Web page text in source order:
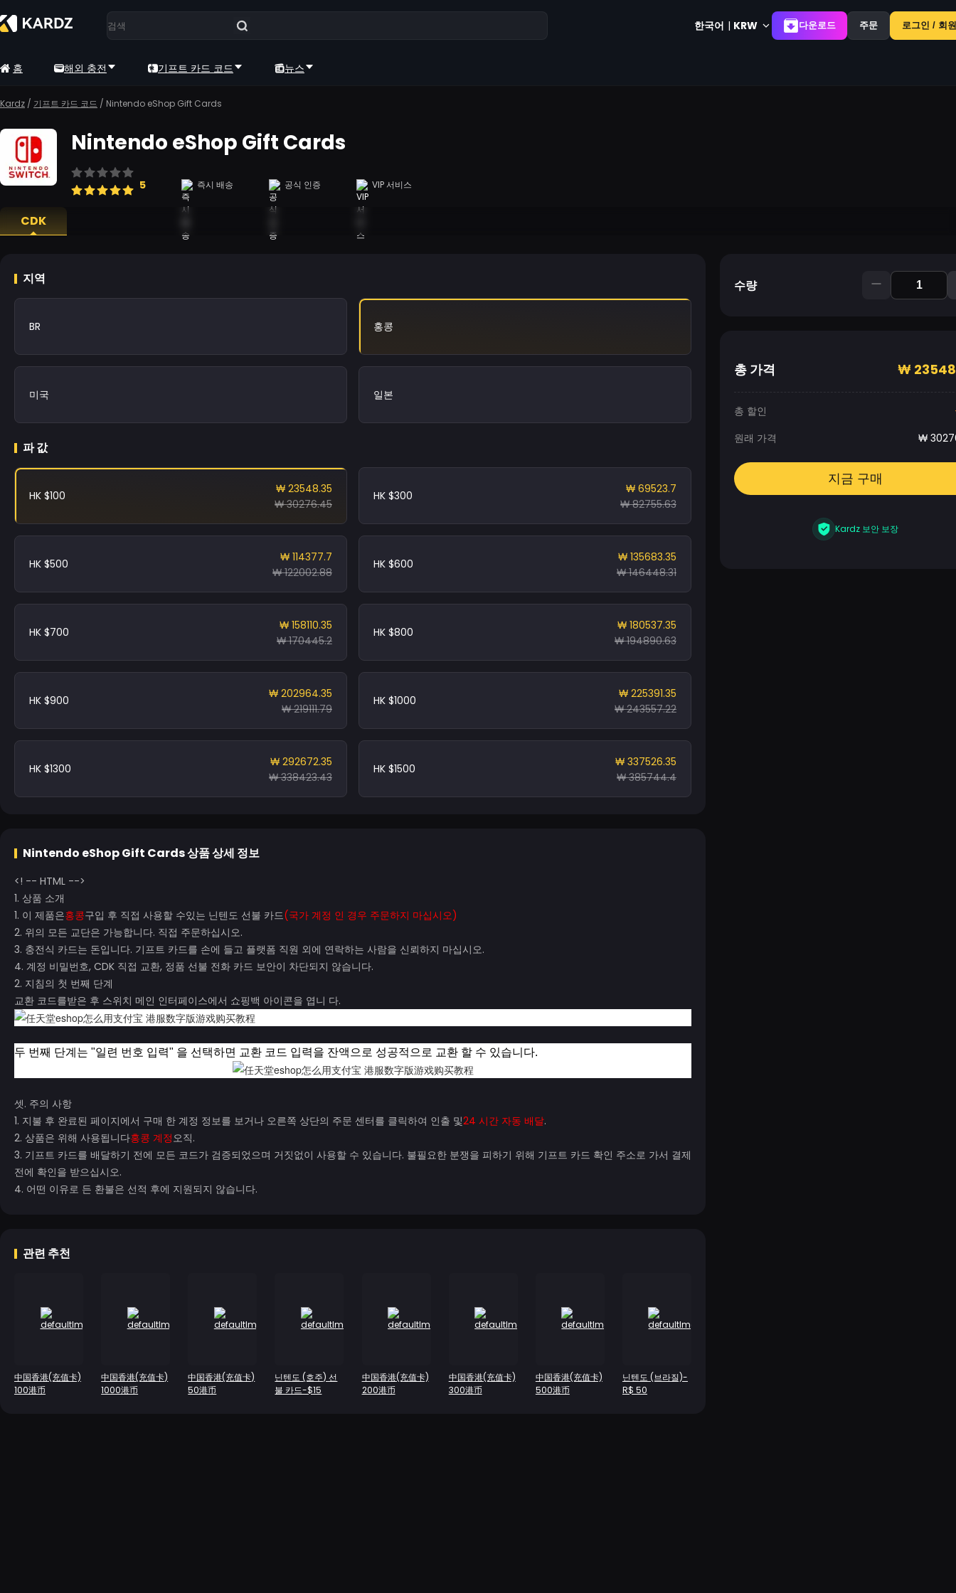
한국어 | KRW 다운로드 주문 로그인 / 회
홈 해외 충전 기프트 카드 코드 뉴스
Kardz / 기프트 카드 코드 / Nintendo eShop Gift Cards
Nintendo eShop Gift Cards
5 즉시 배송 공식 인증 VIP 서비스
CDK
지역
BR 홍콩
미국 일본
파 값
HK $100
₩ 23548.35
₩ 30276.45
HK $300
₩ 69523.7
₩ 82755.63
HK $500
₩ 114377.7
₩ 122002.88
HK $600
₩ 135683.35
₩ 146448.31
HK $700
₩ 158110.35
₩ 170445.2
HK $800
₩ 180537.35
₩ 194890.63
HK $900
₩ 202964.35
₩ 219111.79
HK $1000
₩ 225391.35
₩ 243557.22
HK $1300
₩ 292672.35
₩ 338423.43
HK $1500
₩ 337526.35
₩ 385744.4
Nintendo eShop Gift Cards상품 상세 정보
<! -- HTML -->
1. 상품 소개
1. 이 제품은홍콩구입 후 직접 사용할 수있는 닌텐도 선불 카드(국가 계정 인 경우 주문하지 마십시오)
2. 위의 모든 교단은 가능합니다. 직접 주문하십시오.
3. 충전식 카드는 돈입니다. 기프트 카드를 손에 들고 플랫폼 직원 외에 연락하는 사람을 신뢰하지 마십시오.
4. 계정 비밀번호, CDK 직접 교환, 정품 선불 전화 카드 보안이 차단되지 않습니다.
2. 지침의 첫 번째 단계
교환 코드를받은 후 스위치 메인 인터페이스에서 쇼핑백 아이콘을 엽니 다.
두 번째 단계는 "일련 번호 입력" 을 선택하면 교환 코드 입력을 잔액으로 성공적으로 교환 할 수 있습니다.
셋. 주의 사항
1. 지불 후 완료된 페이지에서 구매 한 계정 정보를 보거나 오른쪽 상단의 주문 센터를 클릭하여 인출 및24 시간 자동 배달.
2. 상품은 위해 사용됩니다홍콩 계정오직.
3. 기프트 카드를 배달하기 전에 모든 코드가 검증되었으며 거짓없이 사용할 수 있습니다. 불필요한 분쟁을 피하기 위해 기프트 카드 확인 주소로 가서 결제
전에 확인을 받으십시오.
4. 어떤 이유로 든 환불은 선적 후에 지원되지 않습니다.
관련 추천
中国香港(充值卡)
100港币
中国香港(充值卡)
1000港币
中国香港(充值卡)
50港币
닌텐도 (호주) 선
불 카드-$15
中国香港(充值卡)
200港币
中国香港(充值卡)
300港币
中国香港(充值卡)
500港币
닌텐도 (브라질)-
R$ 50
수량
총 가격 ₩
총 할인
원래 가격
₩
지금 구매
Kardz 보안 보장